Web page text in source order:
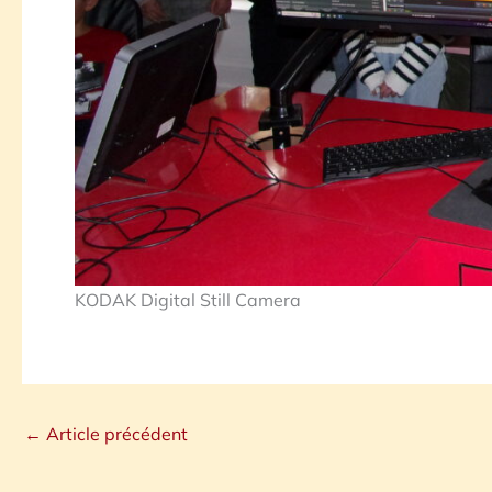
KODAK Digital Still Camera
← Article précédent